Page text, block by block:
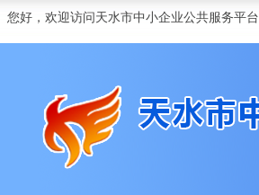
您好，欢迎访问天水市中小企业公共服务平台